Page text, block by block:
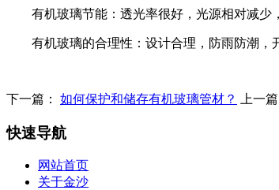
有机玻璃节能：透光率很好，光源相对减少
有机玻璃的合理性：设计合理，防雨防潮，
下一篇： 如何保护和储存有机玻璃管材？ 上一
快速导航
网站首页
关于金沙